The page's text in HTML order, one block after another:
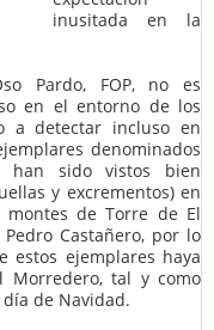
inusitada en la
Pardo, FOP, no es
en el entorno de los
a detectar incluso en
denominados
han sido vistos bien
y excrementos) en
de Torre de El
Castañero, por lo
estos ejemplares haya
Morredero, tal y como
de Navidad.